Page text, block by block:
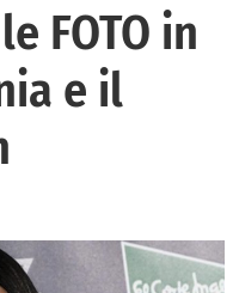
FOTO in
e il